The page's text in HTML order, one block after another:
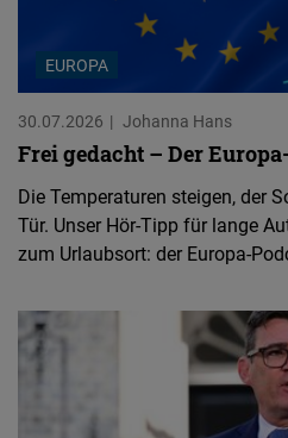
EUROPA
30.07.2026 Johanna Hans
Frei gedacht – Der
Die Temperaturen steigen, der
Tür. Unser Hör-Tipp für lange
zum Urlaubsort: der Europa-